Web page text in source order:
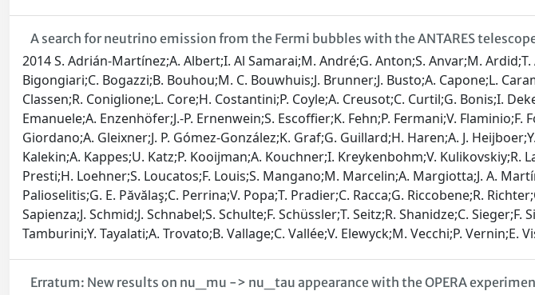
A search for neutrino emission from the Fermi bubbles with the ANTARES
2014 S. Adrián-Martínez;A. Albert;I. Al Samarai;M. André;G. Anton;S. Anvar;M.
Bigongiari;C. Bogazzi;B. Bouhou;M. C. Bouwhuis;J. Brunner;J. Busto;A. Capone;L.
Classen;R. Coniglione;L. Core;H. Costantini;P. Coyle;A. Creusot;C. Curtil;G. Bonis;I.
Emanuele;A. Enzenhöfer;J.-P. Ernenwein;S. Escoffier;K. Fehn;P. Fermani;V.
Giordano;A. Gleixner;J. P. Gómez-González;K. Graf;G. Guillard;H. Haren;A. J.
Kalekin;A. Kappes;U. Katz;P. Kooijman;A. Kouchner;I. Kreykenbohm;V.
Presti;H. Loehner;S. Loucatos;F. Louis;S. Mangano;M. Marcelin;A. Margiotta;J. A.
Palioselitis;G. E. Păvălaş;C. Perrina;V. Popa;T. Pradier;C. Racca;G. Riccobene;R.
Sapienza;J. Schmid;J. Schnabel;S. Schulte;F. Schüssler;T. Seitz;R. Shanidze;C.
Tamburini;Y. Tayalati;A. Trovato;B. Vallage;C. Vallée;V. Elewyck;M. Vecchi;P. Vernin;E.
Erratum: New results on nu_mu -> nu_tau appearance with the OPERA